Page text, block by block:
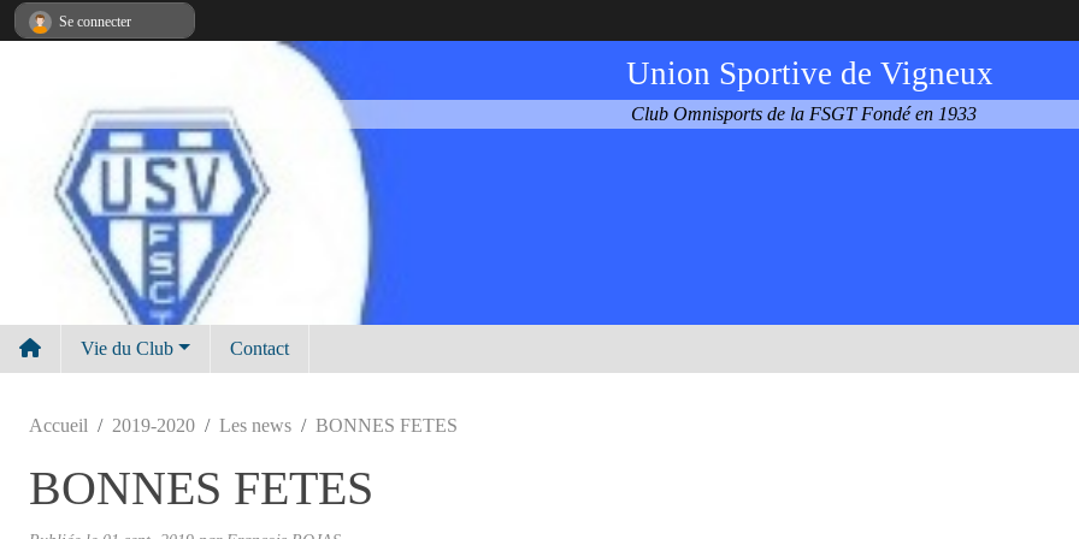
Union Sportive de Vigneux
Club Omnisports de la FSGT Fondé en 1933
Vie du Club Contact
Accueil 2019-2020 Les news BONNES FETES
BONNES FETES
Se connecter
Panneau de gestion des cookies